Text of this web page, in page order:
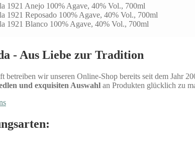
1921 Anejo 100% Agave, 40% Vol., 700ml
1921 Reposado 100% Agave, 40% Vol., 700ml
1921 Blanco 100% Agave, 40% Vol., 700ml
- Aus Liebe zur Tradition
betreiben wir unseren Online-Shop bereits seit dem Jahr
und exquisiten Auswahl an Produkten glücklich zu